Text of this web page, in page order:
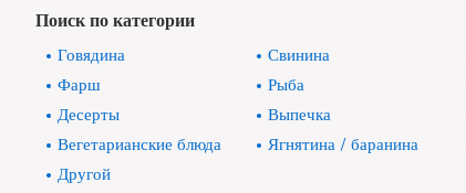
Поиск по категории
Говядина Свинина
Фарш
Рыба
Десерты
Выпечка
Вегетарианские блюда
Ягнятина / баранина
Другой